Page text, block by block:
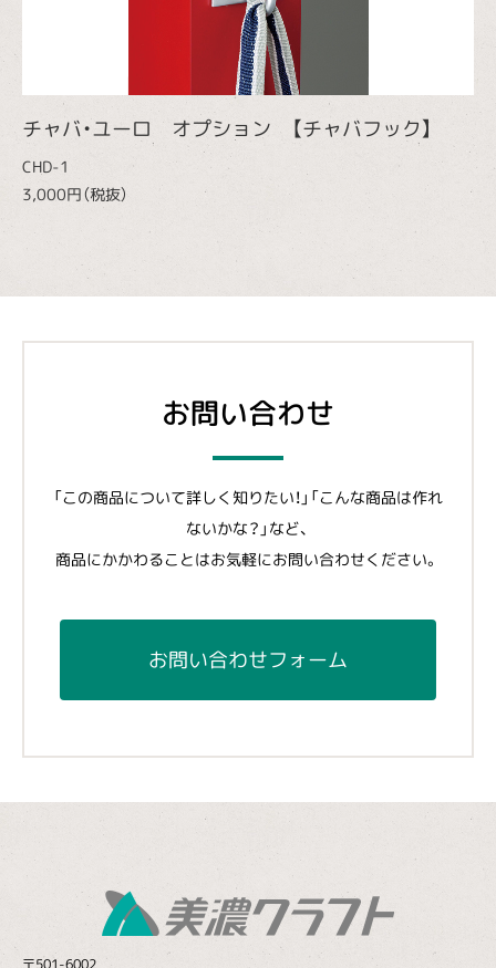
チャバ・ユーロ オプション 【チャバフック】
CHD-1
3,000円（税抜）
お問い合わせ
「この商品について詳しく知りたい！」「こんな商品は作れ
ないかな？」など、
商品にかかわることはお気軽にお問い合わせください。
お問い合わせフォーム
〒501-6002